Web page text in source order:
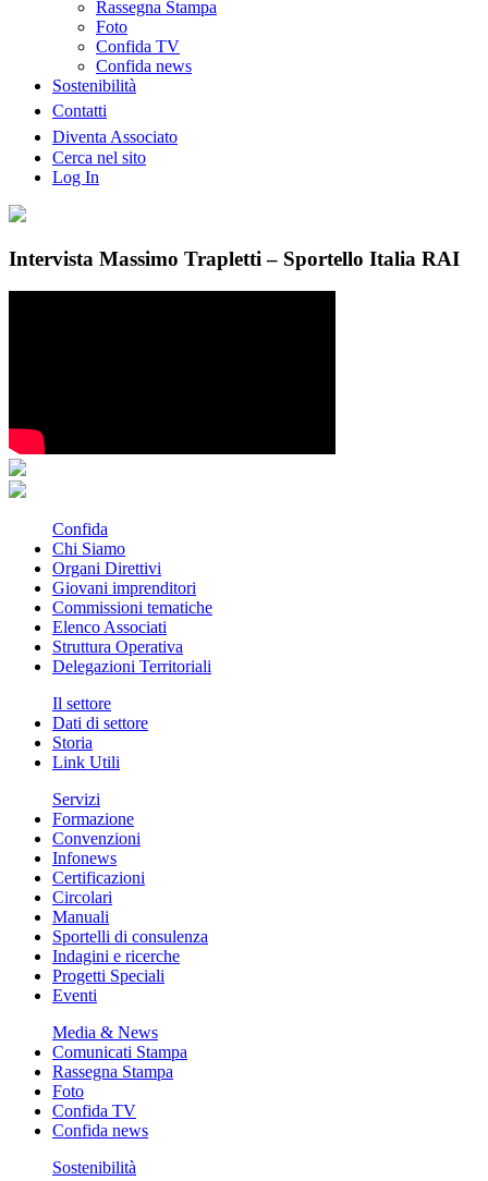
Rassegna Stampa
Foto
Confida TV
Confida news
Sostenibilità
Contatti
Diventa Associato
Cerca nel sito
Log In
Intervista Massimo Trapletti – Sportello Italia RAI
Confida
Chi Siamo
Organi Direttivi
Giovani imprenditori
Commissioni tematiche
Elenco Associati
Struttura Operativa
Delegazioni Territoriali
Il settore
Dati di settore
Storia
Link Utili
Servizi
Formazione
Convenzioni
Infonews
Certificazioni
Circolari
Manuali
Sportelli di consulenza
Indagini e ricerche
Progetti Speciali
Eventi
Media & News
Comunicati Stampa
Rassegna Stampa
Foto
Confida TV
Confida news
Sostenibilità